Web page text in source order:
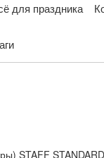
для праздника
STAFF